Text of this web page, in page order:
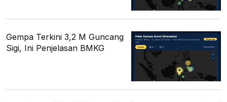
Gempa Terkini 3,2 M Guncang
Sigi, Ini Penjelasan BMKG